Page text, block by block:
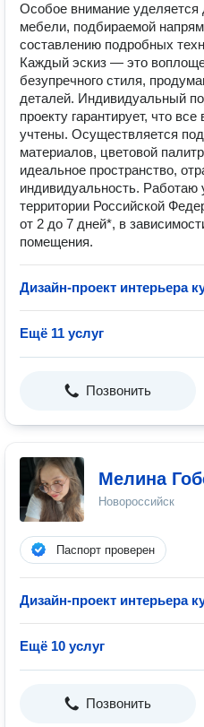
Особое внимание уделяется
мебели, подбираемой
составлению подробных
Каждый эскиз — это
безупречного стиля,
деталей. Индивидуальный
проекту гарантирует, что
учтены. Осуществляется
материалов, цветовой
идеальное пространство,
индивидуальность. Работаю
территории Российской
от 2 до 7 дней*, в
помещения.
Дизайн-проект интерьера
Ещё 11 услуг
Позвонить
Мелина
Новороссийск
Паспорт проверен
Дизайн-проект интерьера
Ещё 10 услуг
Позвонить